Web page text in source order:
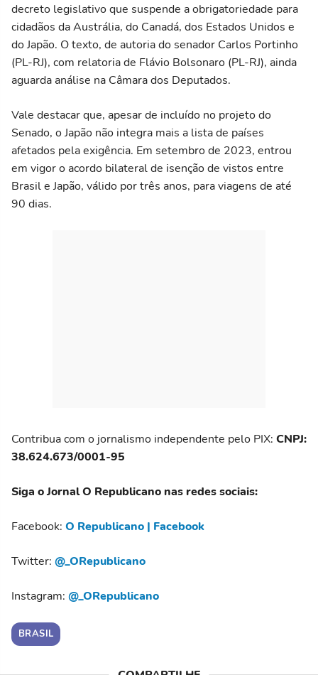
decreto legislativo que suspende a obrigatoriedade para
cidadãos da Austrália, do Canadá, dos Estados Unidos e
do Japão. O texto, de autoria do senador Carlos Portinho
(PL-RJ), com relatoria de Flávio Bolsonaro (PL-RJ), ainda
aguarda análise na Câmara dos Deputados.
Vale destacar que, apesar de incluído no projeto do
Senado, o Japão não integra mais a lista de países
afetados pela exigência. Em setembro de 2023, entrou
em vigor o acordo bilateral de isenção de vistos entre
Brasil e Japão, válido por três anos, para viagens de até
90 dias.
Contribua com o jornalismo independente pelo PIX: CNPJ:
38.624.673/0001-95
Siga o Jornal O Republicano nas redes sociais:
Facebook: O Republicano | Facebook
Twitter: @_ORepublicano
Instagram: @_ORepublicano
BRASIL